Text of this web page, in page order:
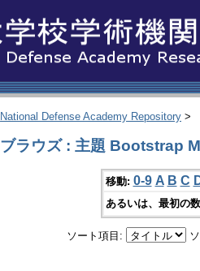
National Defense Academy Repository >
ブラウズ : 主題 Bootstrap
移動: 0-9 A B C
あるいは、最初の
ソート項目: